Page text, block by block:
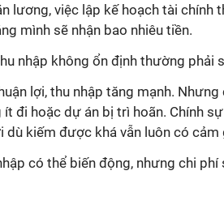
lương, việc lập kế hoạch tài chính
mình sẽ nhận bao nhiêu tiền.
nhập không ổn định thường phải
lợi, thu nhập tăng mạnh.
ít đi hoặc dự án bị trì hoãn. Chính
dù kiếm được khá vẫn luôn có cảm
có thể biến động, nhưng chi